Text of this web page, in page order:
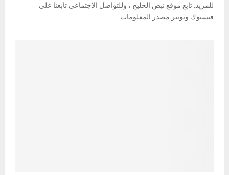
للمزيد: تابع موقع نبض الخليج ، وللتواصل الاجتماعي تابعنا علي
فيسبوك وتويتر مصدر المعلومات...